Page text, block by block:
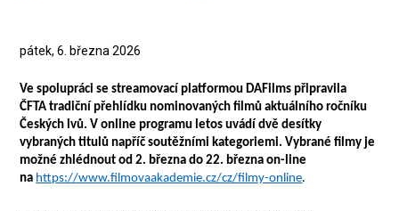
pátek, 6. března 2026
Ve spolupráci se streamovací platformou DAFilms připravila
ČFTA tradiční přehlídku nominovaných filmů aktuálního ročníku
Českých lvů. V online programu letos uvádí dvě desítky
vybraných titulů napříč soutěžními kategoriemi. Vybrané filmy je
možné zhlédnout od 2. března do 22. března on-line
na https://www.filmovaakademie.cz/cz/filmy-online.